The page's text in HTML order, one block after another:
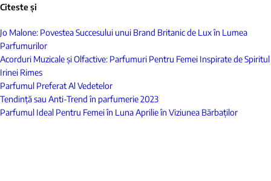
Citeste și
Jo Malone: Povestea Succesului unui Brand Britanic de Lux în Lumea
Parfumurilor
Acorduri Muzicale și Olfactive: Parfumuri Pentru Femei Inspirate de Spiritul
Irinei Rimes
Parfumul Preferat Al Vedetelor
Tendință sau Anti-Trend în parfumerie 2023
Parfumul Ideal Pentru Femei în Luna Aprilie în Viziunea Bărbaților